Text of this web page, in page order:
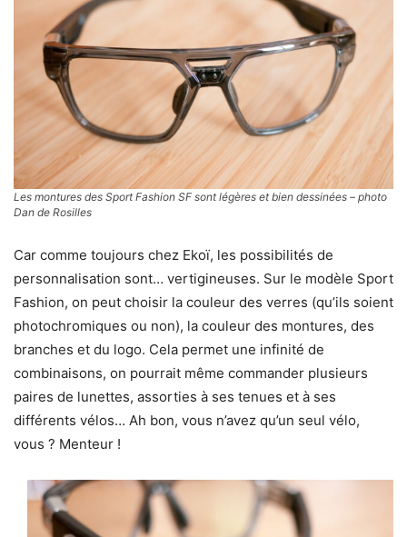
Les montures des Sport Fashion SF sont légères et bien dessinées – photo
Dan de Rosilles
Car comme toujours chez Ekoï, les possibilités de
personnalisation sont… vertigineuses. Sur le modèle Sport
Fashion, on peut choisir la couleur des verres (qu’ils soient
photochromiques ou non), la couleur des montures, des
branches et du logo. Cela permet une infinité de
combinaisons, on pourrait même commander plusieurs
paires de lunettes, assorties à ses tenues et à ses
différents vélos… Ah bon, vous n’avez qu’un seul vélo,
vous ? Menteur !